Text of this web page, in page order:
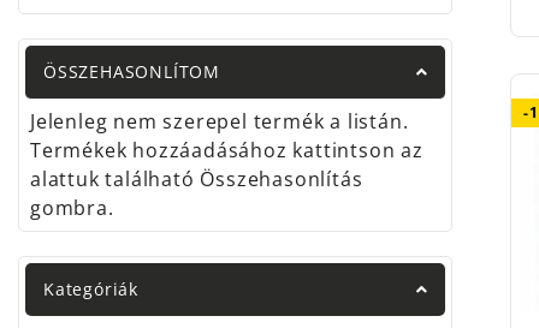
ÖSSZEHASONLÍTOM
Jelenleg nem szerepel termék a listán.
Termékek hozzáadásához kattintson az
alattuk található Összehasonlítás
gombra.
Kategóriák
-